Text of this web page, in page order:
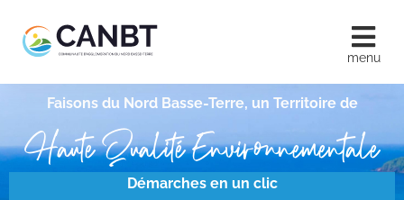
Faisons du Nord Basse-Terre, un Territoire de
Haute Qualité Environnementale
Démarches en un clic